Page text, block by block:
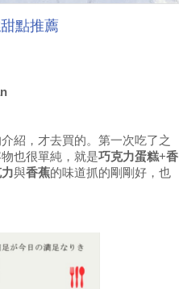
點推薦
介紹，才去買的。第一次吃了之
也很單純，就是巧克力蛋糕+香
與香蕉的味道抓的剛剛好，也